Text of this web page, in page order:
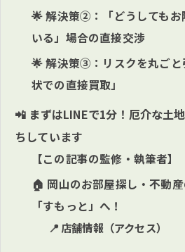
🌟 解決策②：「どうしてもお
いる」場合の直接交渉
🌟 解決策③：リスクを丸ごと
状での直接買取」
📲 まずはLINEで1分！厄介な土
ちしています
【この記事の監修・執筆者】
🏠 岡山のお部屋探し・不動
「すもっと」へ！
📍 店舗情報（アクセス）